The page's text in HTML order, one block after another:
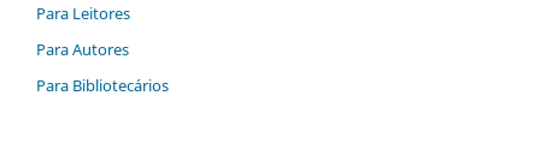
Para Leitores
Para Autores
Para Bibliotecários